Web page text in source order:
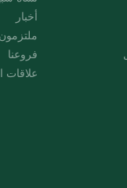
أخبار
فروعنا
علاقات